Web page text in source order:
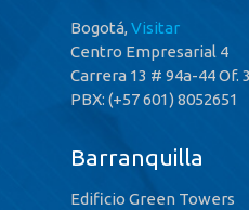
Bogotá,Visitar
Centro Empresarial 4
Carrera 13 # 94a-44 Of.
PBX: (+57 601) 8052651
Barranquilla
Edificio Green Towers